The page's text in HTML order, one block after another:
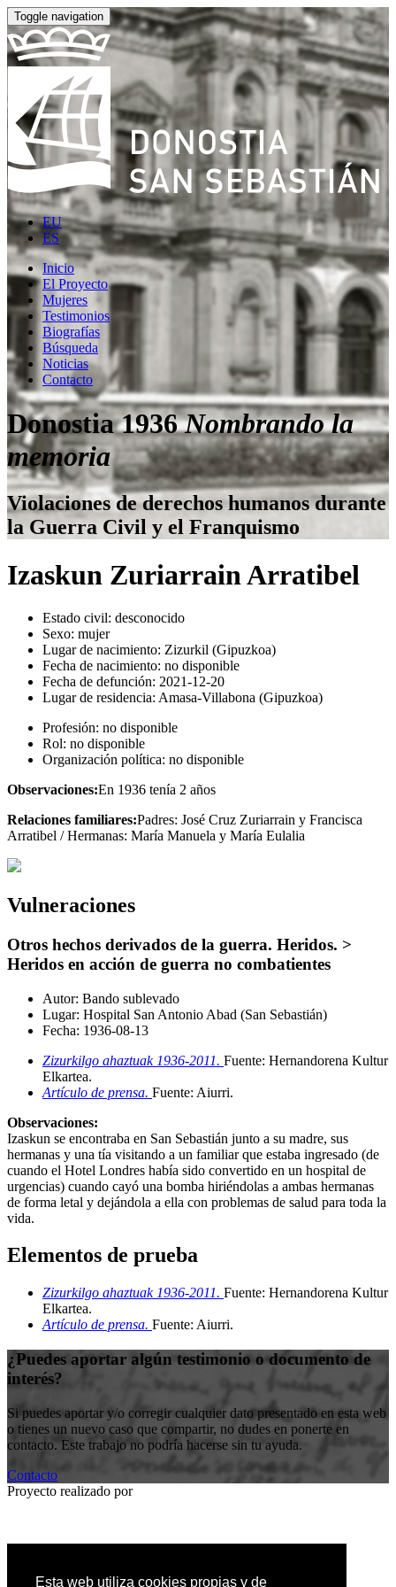
Esta web utiliza cookies propias y de
Toggle navigation
EU
ES
Inicio
El Proyecto
Mujeres
Testimonios
Biografías
Búsqueda
Noticias
Contacto
Donostia 1936Nombrando la
memoria
Violaciones de derechos humanos durante
la Guerra Civil y el Franquismo
Izaskun Zuriarrain Arratibel
Estado civil: desconocido
Sexo: mujer
Lugar de nacimiento: Zizurkil (Gipuzkoa)
Fecha de nacimiento: no disponible
Fecha de defunción: 2021-12-20
Lugar de residencia: Amasa-Villabona (Gipuzkoa)
Profesión: no disponible
Rol: no disponible
Organización política: no disponible
Observaciones:En 1936 tenía 2 años
Relaciones familiares:Padres: José Cruz Zuriarrain y Francisca
Arratibel / Hermanas: María Manuela y María Eulalia
Vulneraciones
Otros hechos derivados de la guerra. Heridos. >
Heridos en acción de guerra no combatientes
Autor: Bando sublevado
Lugar: Hospital San Antonio Abad (San Sebastián)
Fecha: 1936-08-13
Zizurkilgo ahaztuak 1936-2011. Fuente: Hernandorena Kultur
Elkartea.
Artículo de prensa. Fuente: Aiurri.
Observaciones:
Izaskun se encontraba en San Sebastián junto a su madre, sus
hermanas y una tía visitando a un familiar que estaba ingresado (de
cuando el Hotel Londres había sido convertido en un hospital de
urgencias) cuando cayó una bomba hiriéndolas a ambas hermanas
de forma letal y dejándola a ella con problemas de salud para toda la
vida.
Elementos de prueba
Zizurkilgo ahaztuak 1936-2011. Fuente: Hernandorena Kultur
Elkartea.
Artículo de prensa. Fuente: Aiurri.
¿Puedes aportar algún testimonio o documento de
interés?
Si puedes aportar y/o corregir cualquier dato presentado en esta web
o tienes un nuevo caso que compartir, no dudes en ponerte en
contacto. Este trabajo no podría hacerse sin tu ayuda.
Contacto
Proyecto realizado por
Entidad colaboradora